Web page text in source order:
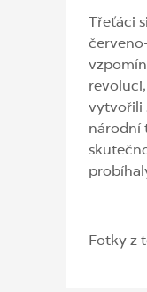
Třeťáci
vytvořili
národní
Fotky z